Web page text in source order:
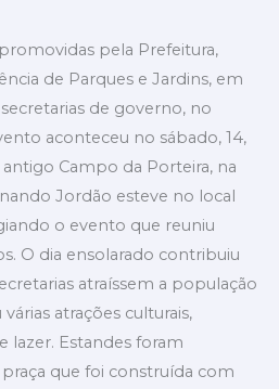
pela Prefeitura,
de Parques e Jardins, em
de governo, no
aconteceu no sábado, 14,
Campo da Porteira, na
Jordão esteve no local
o evento que reuniu
O dia ensolarado contribuiu
atraíssem a população
atrações culturais,
lazer. Estandes foram
que foi construída com